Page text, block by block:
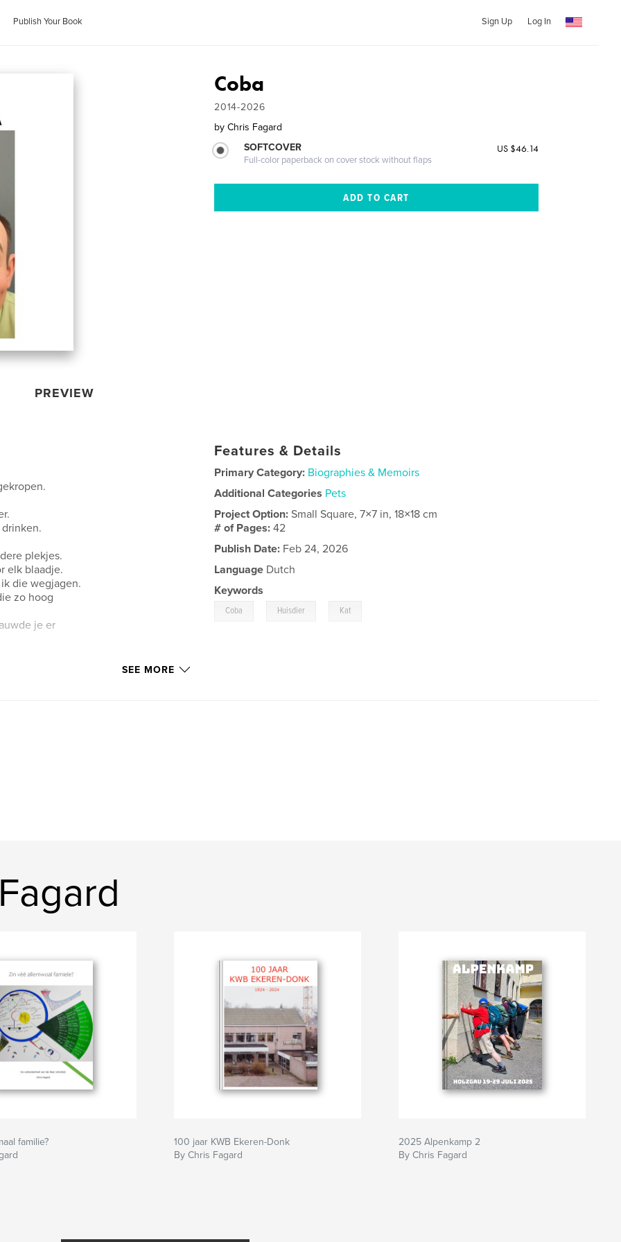
Publish Your Book Sign Up Log In
PREVIEW
Coba
2014-2026
by Chris Fagard
SOFTCOVER
Full-color paperback on cover stock without flaps
US $46.14
plekjes.
elk blaadje.
die wegjagen.
zo hoog
je er
Features & Details
Primary Category: Biographies & Memoirs
Additional Categories Pets
Project Option:Small Square, 7×7 in, 18×18 cm
# of Pages:42
Publish Date: Feb 24, 2026
Language Dutch
Keywords
Coba Huisdier Kat
SEE MORE
familie?
100 jaar KWB Ekeren-Donk
By Chris Fagard
2025 Alpenkamp 2
By Chris Fagard